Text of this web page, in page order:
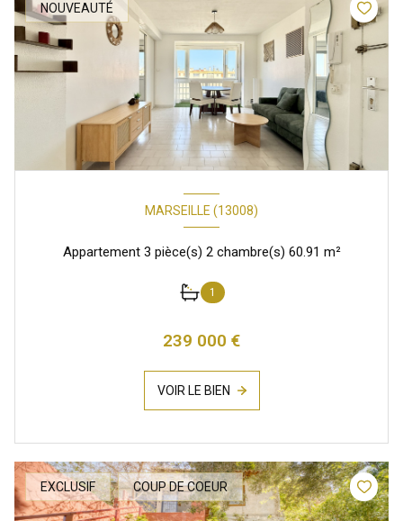
NOUVEAUTÉ
MARSEILLE (13008)
Appartement 3 pièce(s) 2 chambre(s) 60.91 m²
1
239 000 €
VOIR LE BIEN
EXCLUSIF COUP DE COEUR